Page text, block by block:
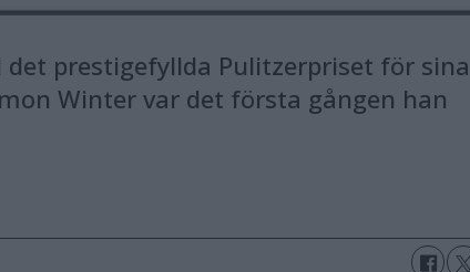
prestigefyllda Pulitzerpriset för sina
Winter var det första gången han